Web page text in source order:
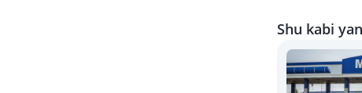
Shu kabi